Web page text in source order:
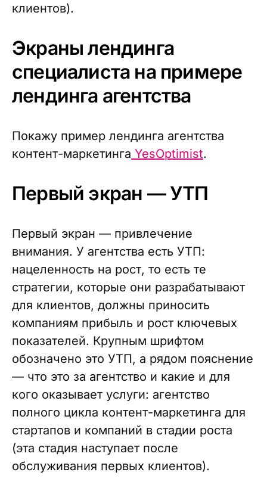
клиентов).
Экраны лендинга
специалиста на примере
лендинга агентства
Покажу пример лендинга агентства
контент-маркетинга YesOptimist.
Первый экран — УТП
Первый экран — привлечение
внимания. У агентства есть УТП:
нацеленность на рост, то есть те
стратегии, которые они разрабатывают
для клиентов, должны приносить
компаниям прибыль и рост ключевых
показателей. Крупным шрифтом
обозначено это УТП, а рядом пояснение
— что это за агентство и какие и для
кого оказывает услуги: агентство
полного цикла контент-маркетинга для
стартапов и компаний в стадии роста
(эта стадия наступает после
обслуживания первых клиентов).